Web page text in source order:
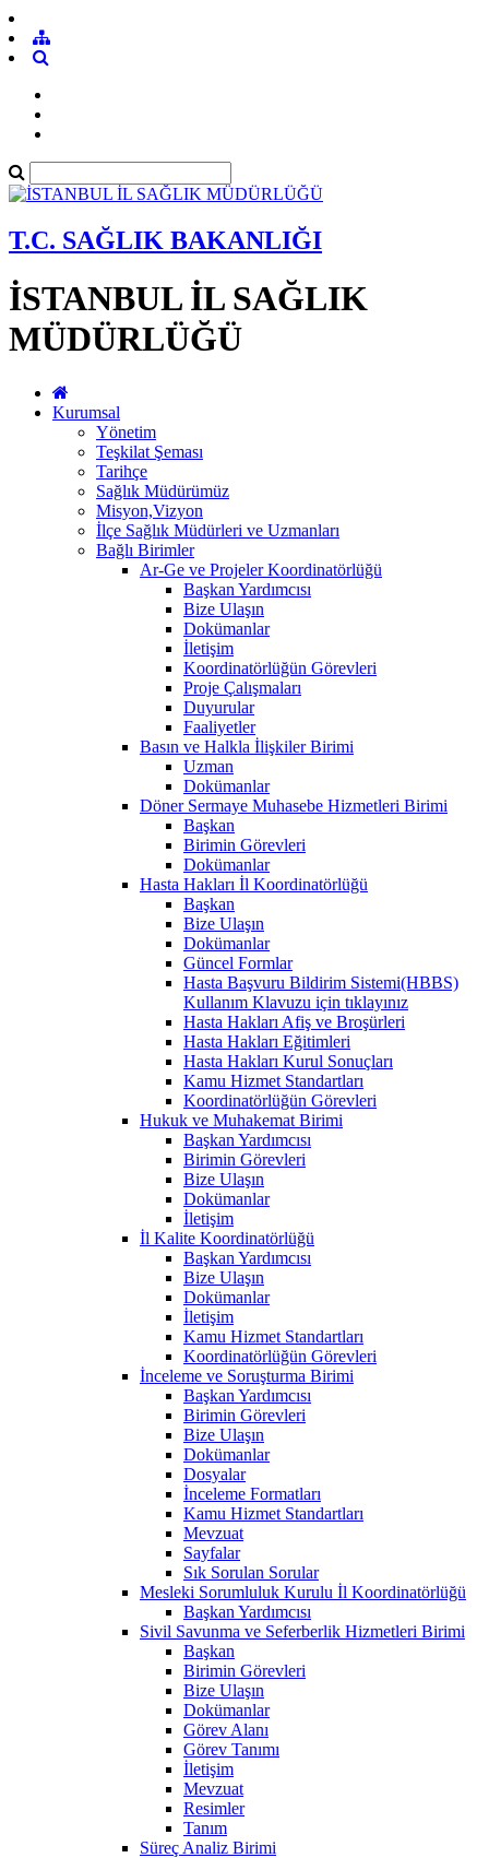
T.C. SAĞLIK BAKANLIĞI
İSTANBUL İL SAĞLIK
MÜDÜRLÜĞÜ
Kurumsal
Yönetim
Teşkilat Şeması
Tarihçe
Sağlık Müdürümüz
Misyon,Vizyon
İlçe Sağlık Müdürleri ve Uzmanları
Bağlı Birimler
Ar-Ge ve Projeler Koordinatörlüğü
Başkan Yardımcısı
Bize Ulaşın
Dokümanlar
İletişim
Koordinatörlüğün Görevleri
Proje Çalışmaları
Duyurular
Faaliyetler
Basın ve Halkla İlişkiler Birimi
Uzman
Dokümanlar
Döner Sermaye Muhasebe Hizmetleri Birimi
Başkan
Birimin Görevleri
Dokümanlar
Hasta Hakları İl Koordinatörlüğü
Başkan
Bize Ulaşın
Dokümanlar
Güncel Formlar
Hasta Başvuru Bildirim Sistemi(HBBS)
Kullanım Klavuzu için tıklayınız
Hasta Hakları Afiş ve Broşürleri
Hasta Hakları Eğitimleri
Hasta Hakları Kurul Sonuçları
Kamu Hizmet Standartları
Koordinatörlüğün Görevleri
Hukuk ve Muhakemat Birimi
Başkan Yardımcısı
Birimin Görevleri
Bize Ulaşın
Dokümanlar
İletişim
İl Kalite Koordinatörlüğü
Başkan Yardımcısı
Bize Ulaşın
Dokümanlar
İletişim
Kamu Hizmet Standartları
Koordinatörlüğün Görevleri
İnceleme ve Soruşturma Birimi
Başkan Yardımcısı
Birimin Görevleri
Bize Ulaşın
Dokümanlar
Dosyalar
İnceleme Formatları
Kamu Hizmet Standartları
Mevzuat
Sayfalar
Sık Sorulan Sorular
Mesleki Sorumluluk Kurulu İl Koordinatörlüğü
Başkan Yardımcısı
Sivil Savunma ve Seferberlik Hizmetleri Birimi
Başkan
Birimin Görevleri
Bize Ulaşın
Dokümanlar
Görev Alanı
Görev Tanımı
İletişim
Mevzuat
Resimler
Tanım
Süreç Analiz Birimi